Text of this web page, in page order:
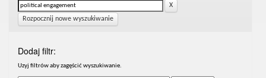
Rozpocznij nowe wyszukiwanie
Dodaj filtr:
Uzyj filtrów aby zagęścić wyszukiwanie.